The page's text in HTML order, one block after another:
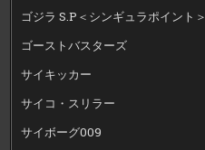
ゴジラ S.P＜シンギュラポイント＞
ゴーストバスターズ
サイキッカー
サイコ・スリラー
サイボーグ009